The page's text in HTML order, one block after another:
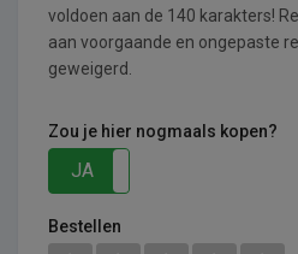
voldoen aan de 140 karakters!
aan voorgaande en ongepaste
geweigerd.
Zou je hier nogmaals kopen?
JA
Bestellen